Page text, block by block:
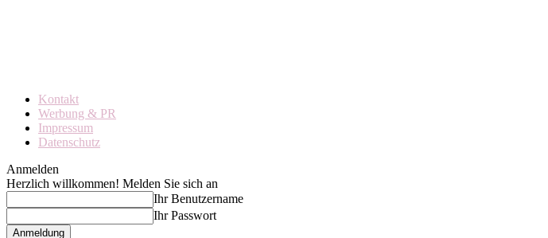
Kontakt
Werbung & PR
Impressum
Datenschutz
Anmelden
Herzlich willkommen! Melden Sie sich an
Ihr Benutzername
Ihr Passwort